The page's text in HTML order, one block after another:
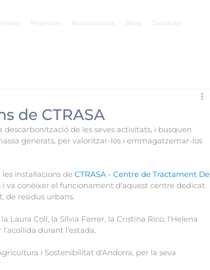
Projectes Associacions Blog Contacte
de CTRASA
de les seves activitats, i busquen
generats, per valoritzar-los i emmagatzemar-los
instal·lacions de CTRASA - Centre de Tractament De
i va conèixer el funcionament d'aquest centre dedicat
de residus urbans.
Laura Coll, la Sílvia Ferrer, la Cristina Rico, l'Helena
l'acollida durant l'estada.
i Sostenibilitat d'Andorra, per la seva